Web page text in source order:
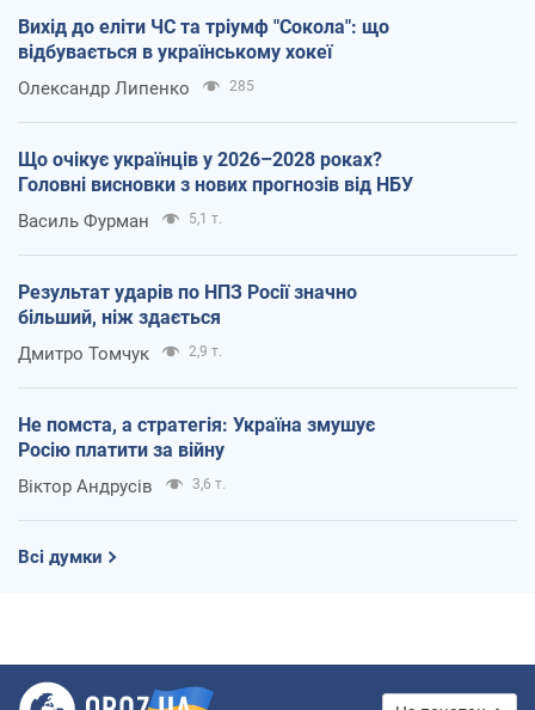
Вихід до еліти ЧС та тріумф "Сокола": що
відбувається в українському хокеї
Олександр Липенко 285
Що очікує українців у 2026–2028 роках?
Головні висновки з нових прогнозів від НБУ
Василь Фурман 5,1 т.
Результат ударів по НПЗ Росії значно
більший, ніж здається
Дмитро Томчук 2,9 т.
Не помста, а стратегія: Україна змушує
Росію платити за війну
Віктор Андрусів 3,6 т.
Всі думки